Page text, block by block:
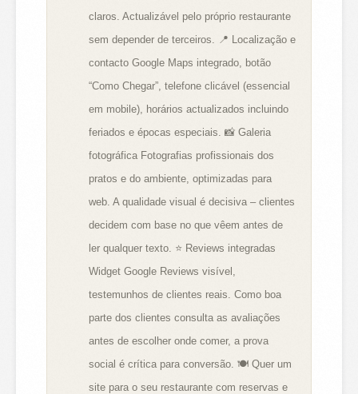
claros. Actualizável pelo próprio restaurante
sem depender de terceiros. 📍 Localização e
contacto Google Maps integrado, botão
“Como Chegar”, telefone clicável (essencial
em mobile), horários actualizados incluindo
feriados e épocas especiais. 📸 Galeria
fotográfica Fotografias profissionais dos
pratos e do ambiente, optimizadas para
web. A qualidade visual é decisiva – clientes
decidem com base no que vêem antes de
ler qualquer texto. ⭐ Reviews integradas
Widget Google Reviews visível,
testemunhos de clientes reais. Como boa
parte dos clientes consulta as avaliações
antes de escolher onde comer, a prova
social é crítica para conversão. 🍽️ Quer um
site para o seu restaurante com reservas e